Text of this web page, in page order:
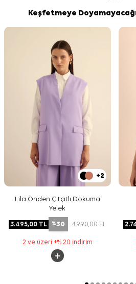
Keşfetmeye
+2
Lila Önden Çıtçıtlı Dokuma
Yelek
3.495,00TL %30 4.990,00TL
2 ve üzeri +% 20 indirim